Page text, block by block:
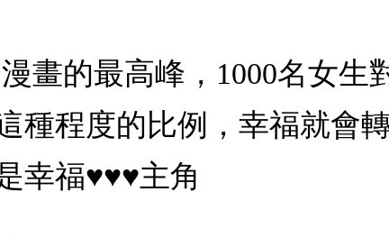
畫的最高峰，1000名女生
種程度的比例，幸福就
幸福♥♥♥主角